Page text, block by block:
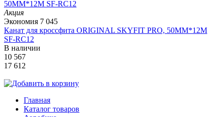
Акция
Экономия 7 045
Канат для кроссфита ORIGINAL SKYFIT PRO, 50MM*12M
SF-RС12
В наличии
10 567
17 612
Главная
Каталог товаров